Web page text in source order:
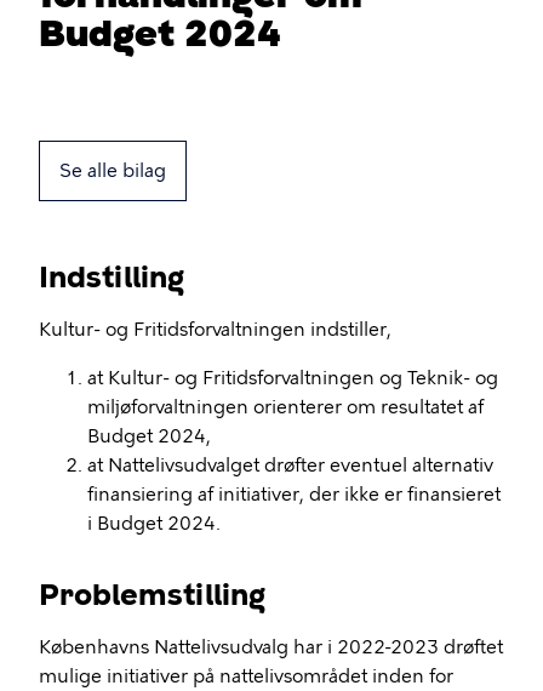
Budget 2024
Se alle bilag
Indstilling
Kultur- og Fritidsforvaltningen indstiller,
at Kultur- og Fritidsforvaltningen og Teknik- og
miljøforvaltningen orienterer om resultatet af
Budget 2024,
at Nattelivsudvalget drøfter eventuel alternativ
finansiering af initiativer, der ikke er finansieret
i Budget 2024.
Problemstilling
Københavns Nattelivsudvalg har i 2022-2023 drøftet
mulige initiativer på nattelivsområdet inden for